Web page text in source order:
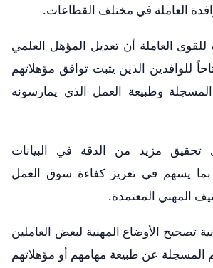
العاملة في مختلف القطاعات.
للقوى العاملة أن تعديل المؤهل العلمي
للوافدين الذين يثبت توافق مؤهلاتهم
المسجلة وطبيعة العمل الذي يمارسونه
تحقيق مزيد من الدقة في البيانات
بما يسهم في تعزيز كفاءة سوق العمل
المهني المعتمدة.
تصحيح الأوضاع المهنية لبعض العاملين
المسجلة عن طبيعة مهامهم أو مؤهلاتهم